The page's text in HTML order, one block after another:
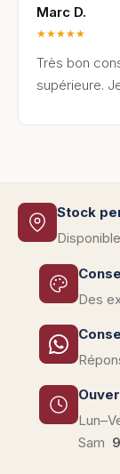
Marc D.
★★★★★
Très bon
supérieure.
Stock
Des
Sam